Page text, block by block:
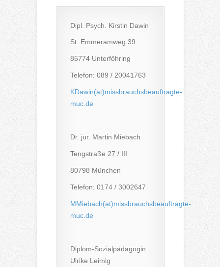
Dipl. Psych. Kirstin Dawin
St. Emmeramweg 39
85774 Unterföhring
Telefon: 089 / 20041763
KDawin(at)missbrauchsbeauftragte-
muc.de
Dr. jur. Martin Miebach
Tengstraße 27 / III
80798 München
Telefon: 0174 / 3002647
MMiebach(at)missbrauchsbeauftragte-
muc.de
Diplom-Sozialpädagogin
Ulrike Leimig